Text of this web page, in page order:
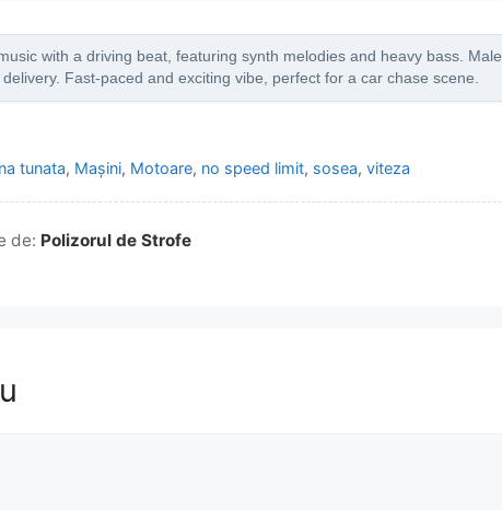
with a driving beat, featuring synth melodies and heavy bass. Male
Fast-paced and exciting vibe, perfect for a car chase scene.
tunata, Mașini, Motoare, no speed limit, sosea,viteza
de: Polizorul de Strofe